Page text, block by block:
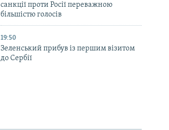
санкції проти Росії переважною
більшістю голосів
19:50
Зеленський прибув із першим візитом
до Сербії